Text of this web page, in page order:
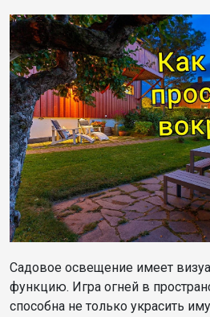
Садовое освещение имеет
функцию. Игра огней в
способна не только украсить